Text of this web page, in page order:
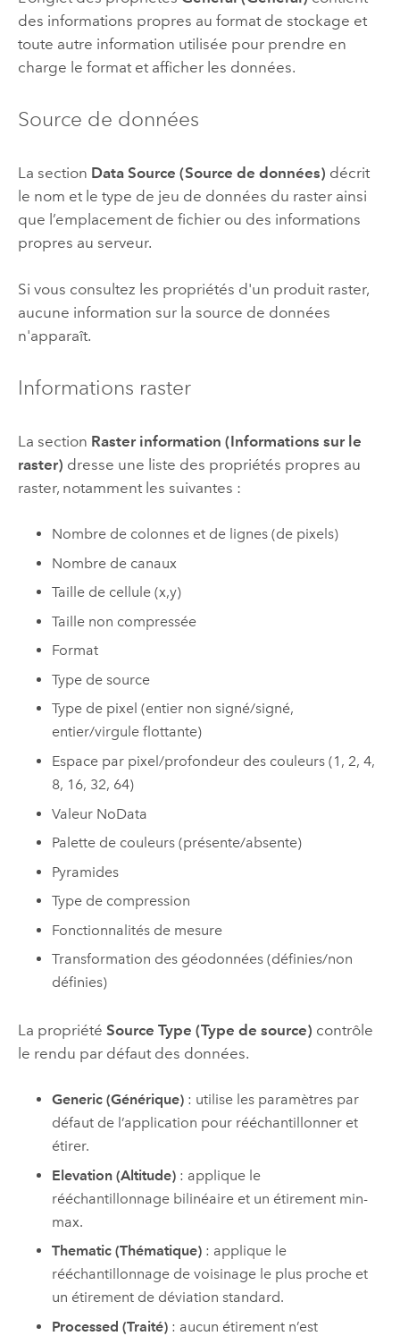
des informations propres au format de stockage et
toute autre information utilisée pour prendre en
charge le format et afficher les données.
Source de données
La section Data Source (Source de données) décrit
le nom et le type de jeu de données du raster ainsi
que l’emplacement de fichier ou des informations
propres au serveur.
Si vous consultez les propriétés d'un produit raster,
aucune information sur la source de données
n'apparaît.
Informations raster
La section Raster information (Informations sur le
raster) dresse une liste des propriétés propres au
raster, notamment les suivantes :
Nombre de colonnes et de lignes (de pixels)
Nombre de canaux
Taille de cellule (x,y)
Taille non compressée
Format
Type de source
Type de pixel (entier non signé/signé,
entier/virgule flottante)
Espace par pixel/profondeur des couleurs (1, 2, 4,
8, 16, 32, 64)
Valeur NoData
Palette de couleurs (présente/absente)
Pyramides
Type de compression
Fonctionnalités de mesure
Transformation des géodonnées (définies/non
définies)
La propriété Source Type (Type de source) contrôle
le rendu par défaut des données.
Generic (Générique) : utilise les paramètres par
défaut de l’application pour rééchantillonner et
étirer.
Elevation (Altitude) : applique le
rééchantillonnage bilinéaire et un étirement min-
max.
Thematic (Thématique) : applique le
rééchantillonnage de voisinage le plus proche et
un étirement de déviation standard.
Processed (Traité) : aucun étirement n’est